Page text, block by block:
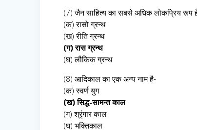
(7) जैन साहित्य का सबसे अधिक लोकप्रिय रूप
(क) रासो ग्रन्थ
(ख) रीति ग्रन्थ
(ग) रास ग्रन्थ
(घ) लौकिक ग्रन्थ
(8) आदिकाल का एक अन्य नाम है-
(क) स्वर्ण युग
(ख) सिद्ध-सामन्त काल
(ग) श्रृंगार काल
(घ) भक्तिकाल